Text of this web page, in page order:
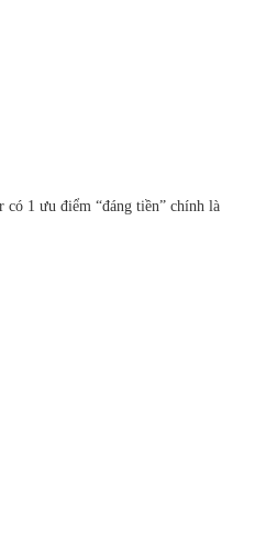
1 ưu điểm “đáng tiền” chính là